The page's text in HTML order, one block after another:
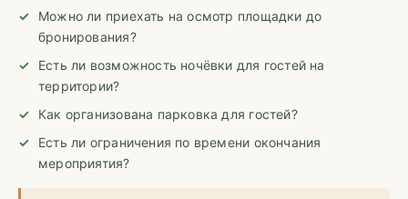
Можно ли приехать на осмотр площадки до
бронирования?
Есть ли возможность ночёвки для гостей на
территории?
Как организована парковка для гостей?
Есть ли ограничения по времени окончания
мероприятия?